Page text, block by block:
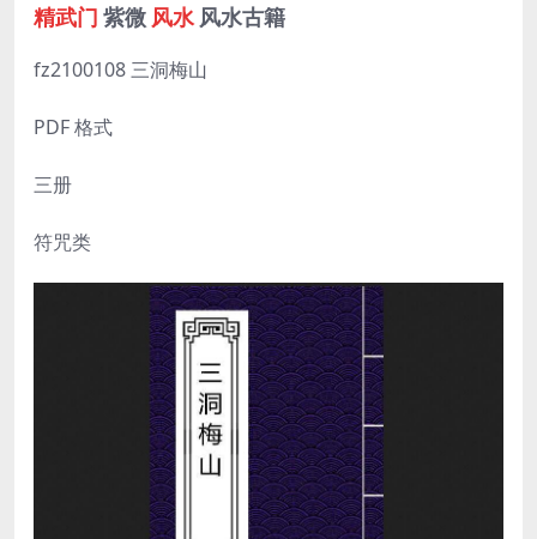
精武门 紫微 风水 风水古籍
fz2100108 三洞梅山
PDF 格式
三册
符咒类